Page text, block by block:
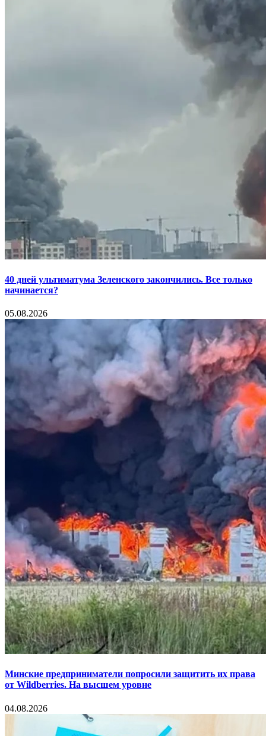
40 дней ультиматума Зеленского закончились. Все только
начинается?
05.08.2026
Минские предприниматели попросили защитить их права
от Wildberries. На высшем уровне
04.08.2026